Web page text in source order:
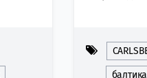
балтика